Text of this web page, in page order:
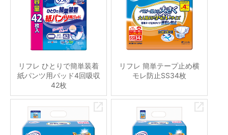
リフレ ひとりで簡単装着
紙パンツ用パッド4回吸収
42枚
リフレ 簡単テープ止め横
モレ防止SS34枚